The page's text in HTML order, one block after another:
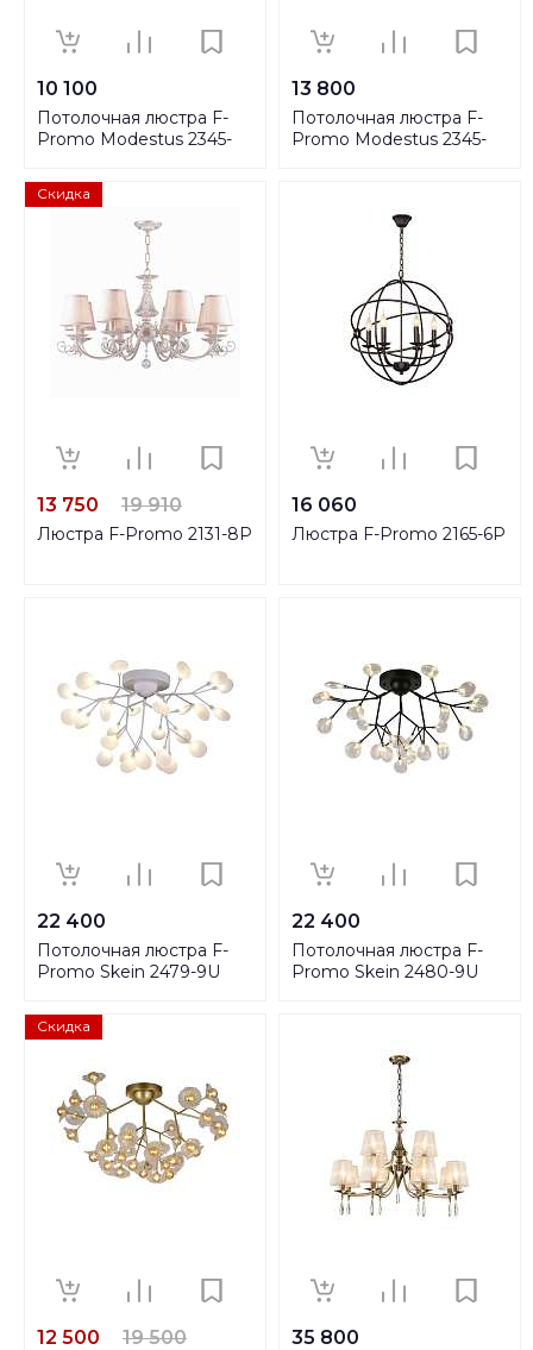
10 100
Потолочная люстра F-
Promo Modestus 2345-
13 800
Потолочная люстра F-
Promo Modestus 2345-
Скидка
13 750 19 910
Люстра F-Promo 2131-8P
16 060
Люстра F-Promo 2165-6P
22 400
Потолочная люстра F-
Promo Skein 2479-9U
22 400
Потолочная люстра F-
Promo Skein 2480-9U
Скидка
12 500 19 500 35 800